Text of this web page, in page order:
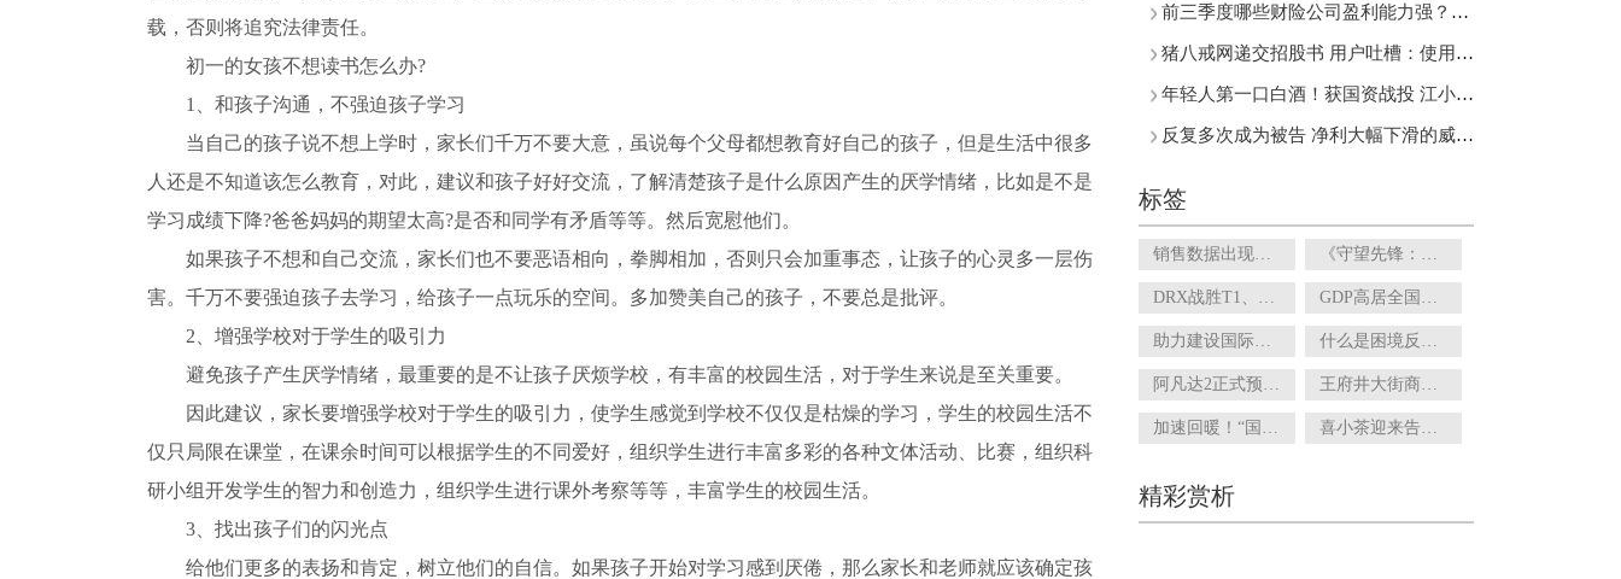
载，否则将追究法律责任。
初一的女孩不想读书怎么办?
1、和孩子沟通，不强迫孩子学习
当自己的孩子说不想上学时，家长们千万不要大意，虽说每个父母都想教育好自己的孩子，但是生活中很多
人还是不知道该怎么教育，对此，建议和孩子好好交流，了解清楚孩子是什么原因产生的厌学情绪，比如是不是
学习成绩下降?爸爸妈妈的期望太高?是否和同学有矛盾等等。然后宽慰他们。
如果孩子不想和自己交流，家长们也不要恶语相向，拳脚相加，否则只会加重事态，让孩子的心灵多一层伤
害。千万不要强迫孩子去学习，给孩子一点玩乐的空间。多加赞美自己的孩子，不要总是批评。
2、增强学校对于学生的吸引力
避免孩子产生厌学情绪，最重要的是不让孩子厌烦学校，有丰富的校园生活，对于学生来说是至关重要。
因此建议，家长要增强学校对于学生的吸引力，使学生感觉到学校不仅仅是枯燥的学习，学生的校园生活不
仅只局限在课堂，在课余时间可以根据学生的不同爱好，组织学生进行丰富多彩的各种文体活动、比赛，组织科
研小组开发学生的智力和创造力，组织学生进行课外考察等等，丰富学生的校园生活。
3、找出孩子们的闪光点
给他们更多的表扬和肯定，树立他们的自信。如果孩子开始对学习感到厌倦，那么家长和老师就应该确定孩
前三季度哪些财险公司盈利能力强？中小财险公司如何追赶大公司？
猪八戒网递交招股书 用户吐槽：使用不满意，服务商拒绝退费
年轻人第一口白酒！获国资战投 江小白如何实现百亿新名酒？
反复多次成为被告 净利大幅下滑的威龙股份如何寻求新突破？
标签
销售数据出现负增长 设计本土化的阿迪达斯还能翻身吗？ 《守望先锋：归来》接档回归满月 玩家对未来版本期待走低
DRX战胜T1、王嘉尔《急火》搜索热度高……电竞产业商业化程度如何？ GDP高居全国第十二位 无缘特大城市的宁波开始“抢人”
助力建设国际文物艺术品交易中心 文博会潘家园分会场11月4日启幕 什么是困境反转策略？“逆向投资”派成功实现对净值回撤的控制
阿凡达2正式预告信息量阅读量已超500万次 还是原来那个味吗？ 王府井大街商业体众多 主打国潮的喜悦购物中心能站稳脚跟吗?
加速回暖！“国五”限迁取消三个月 二手车商收购价出现调整 喜小茶迎来告别时刻 喜茶探索下沉茶饮市场失败？
精彩赏析